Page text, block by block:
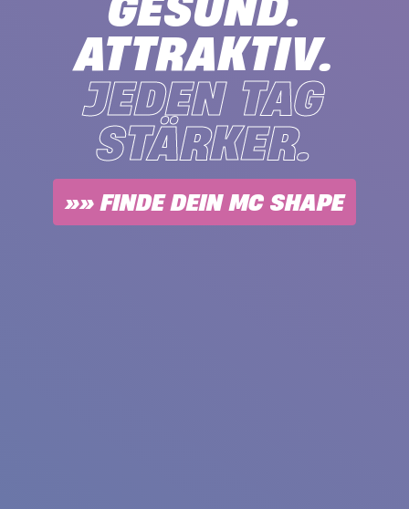
ATTRAKTIV.
JEDEN TAG
STÄRKER.
»» FINDE DEIN MC SHAPE